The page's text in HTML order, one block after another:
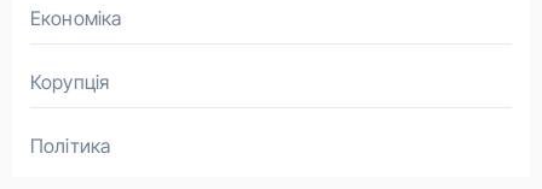
Економіка
Корупція
Політика